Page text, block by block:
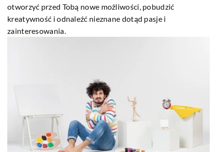
otworzyć przed Tobą nowe możliwości, pobudzić
kreatywność i odnaleźć nieznane dotąd pasje i
zainteresowania.